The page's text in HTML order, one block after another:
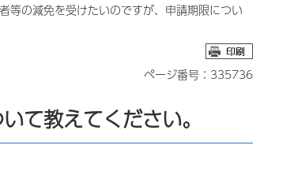
等の減免を受けたいのですが、申請期限につい
ページ番号：335736
て教えてください。